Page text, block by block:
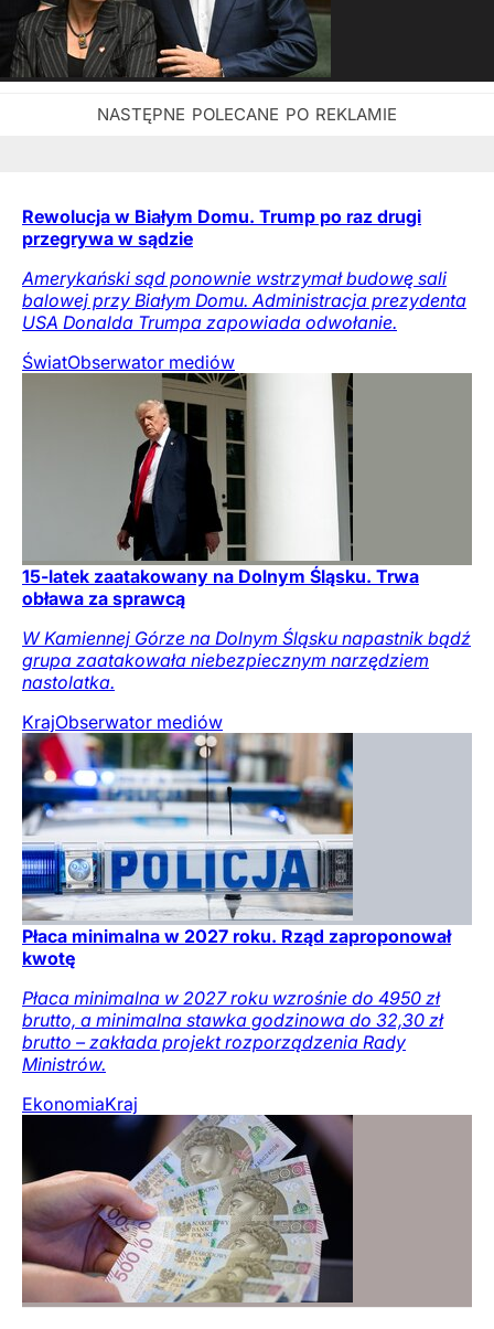
Rewolucja w Białym Domu. Trump po raz drugi
przegrywa w sądzie
Amerykański sąd ponownie wstrzymał budowę sali
balowej przy Białym Domu. Administracja prezydenta
USA Donalda Trumpa zapowiada odwołanie.
ŚwiatObserwator mediów
15-latek zaatakowany na Dolnym Śląsku. Trwa
obława za sprawcą
W Kamiennej Górze na Dolnym Śląsku napastnik bądź
grupa zaatakowała niebezpiecznym narzędziem
nastolatka.
KrajObserwator mediów
Płaca minimalna w 2027 roku. Rząd zaproponował
kwotę
Płaca minimalna w 2027 roku wzrośnie do 4950 zł
brutto, a minimalna stawka godzinowa do 32,30 zł
brutto – zakłada projekt rozporządzenia Rady
Ministrów.
EkonomiaKraj